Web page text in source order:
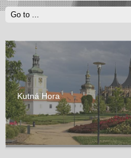
Kutná Hora